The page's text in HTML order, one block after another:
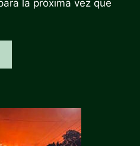
la próxima vez que